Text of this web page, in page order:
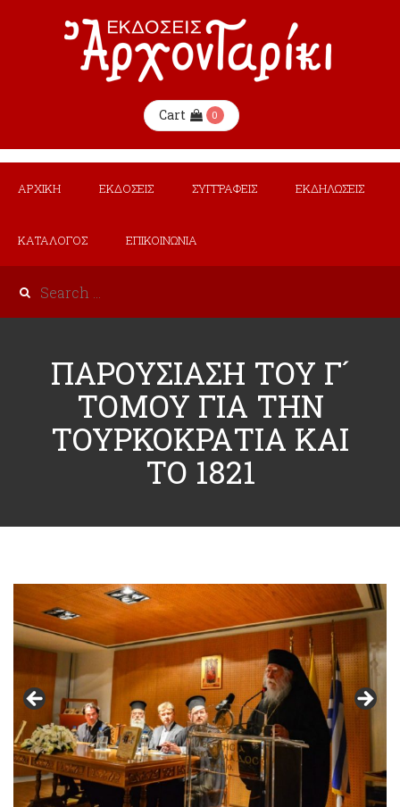
Cart 0
ΑΡΧΙΚΗ ΕΚΔΟΣΕΙΣ ΣΥΓΓΡΑΦΕΙΣ ΕΚΔΗΛΩΣΕΙΣ
ΚΑΤΑΛΟΓΟΣ ΕΠΙΚΟΙΝΩΝΙΑ
ΠΑΡΟΥΣΙΑΣΗ ΤΟΥ Γ´
ΤΟΜΟΥ ΓΙΑ ΤΗΝ
ΤΟΥΡΚΟΚΡΑΤΙΑ ΚΑΙ
ΤΟ 1821